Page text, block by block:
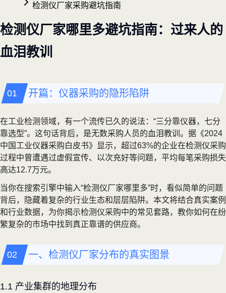
检测仪厂家采购避坑指南
检测仪厂家哪里多避坑指南：过来人的
血泪教训
开篇：仪器采购的隐形陷阱
在工业检测领域，有一个流传已久的说法：“三分靠仪器，七分
靠选型”。这句话背后，是无数采购人员的血泪教训。据《2024
中国工业仪器采购白皮书》显示，超过63%的企业在检测仪采购
过程中曾遭遇过虚假宣传、以次充好等问题，平均每笔采购损失
高达12.7万元。
当你在搜索引擎中输入“检测仪厂家哪里多”时，看似简单的问题
背后，隐藏着复杂的行业生态和层层陷阱。本文将结合真实案例
和行业数据，为你揭示检测仪采购中的常见套路，教你如何在纷
繁复杂的市场中找到真正靠谱的供应商。
一、检测仪厂家分布的真实图景
1.1 产业集群的地理分布